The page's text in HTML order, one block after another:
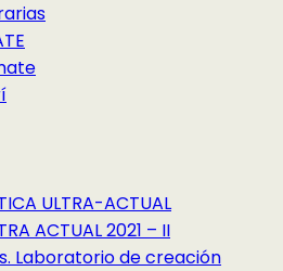
ULTRA-ACTUAL
ACTUAL 2021 – II
Laboratorio de creación